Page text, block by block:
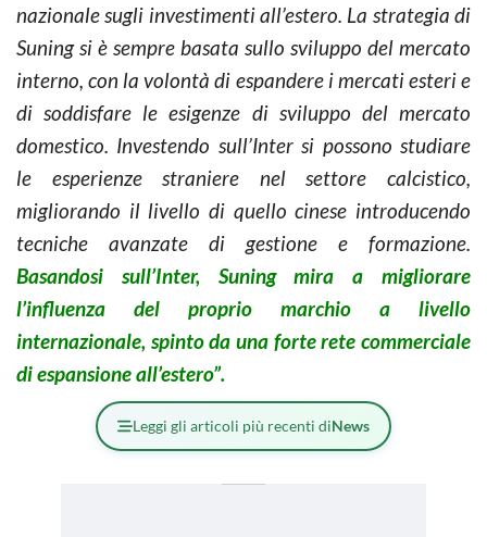
nazionale sugli investimenti all’estero. La strategia di
Suning si è sempre basata sullo sviluppo del mercato
interno, con la volontà di espandere i mercati esteri e
di soddisfare le esigenze di sviluppo del mercato
domestico. Investendo sull’Inter si possono studiare
le esperienze straniere nel settore calcistico,
migliorando il livello di quello cinese introducendo
tecniche avanzate di gestione e formazione.
Basandosi sull’Inter, Suning mira a migliorare
l’influenza del proprio marchio a livello
internazionale, spinto da una forte rete commerciale
di espansione all’estero”.
Leggi gli articoli più recenti diNews